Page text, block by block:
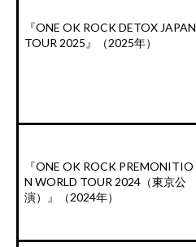
『ONE OK ROCK DETOX JAPAN
TOUR 2025』（2025年）
『ONE OK ROCK PREMONITIO
N WORLD TOUR 2024（東京公
演）』（2024年）